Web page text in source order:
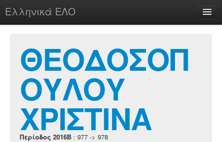
Ελληνικά ΕΛΟ
chesstu.be @ discord
Login
ΘΕΟΔΟΣΟΠ
ΟΥΛΟΥ
ΧΡΙΣΤΙΝΑ
Περίοδος 2016B : 977 -> 978